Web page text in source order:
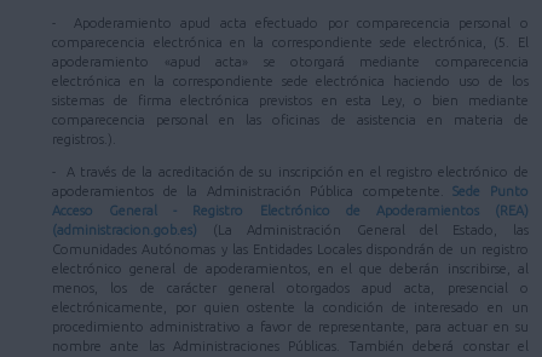
- Apoderamiento apud acta efectuado por comparecencia personal o
comparecencia electrónica en la correspondiente sede electrónica, (5. El
apoderamiento «apud acta» se otorgará mediante comparecencia
electrónica en la correspondiente sede electrónica haciendo uso de los
sistemas de firma electrónica previstos en esta Ley, o bien mediante
comparecencia personal en las oficinas de asistencia en materia de
registros.).
- A través de la acreditación de su inscripción en el registro electrónico de
apoderamientos de la Administración Pública competente.Sede Punto
Acceso General - Registro Electrónico de Apoderamientos (REA)
(administracion.gob.es)
(La Administración General del Estado, las
Comunidades Autónomas y las Entidades Locales dispondrán de un registro
electrónico general de apoderamientos, en el que deberán inscribirse, al
menos, los de carácter general otorgados apud acta, presencial o
electrónicamente, por quien ostente la condición de interesado en un
procedimiento administrativo a favor de representante, para actuar en su
nombre ante las Administraciones Públicas. También deberá constar el